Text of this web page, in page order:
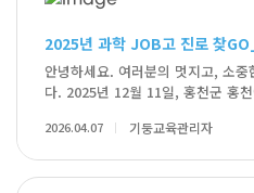
2025년 과학 JOB고 진로 찾
안녕하세요. 여러분의 멋지고, 소
다. 2025년 12월 11일, 홍천군 홍
2026.04.07 기둥교육관리자